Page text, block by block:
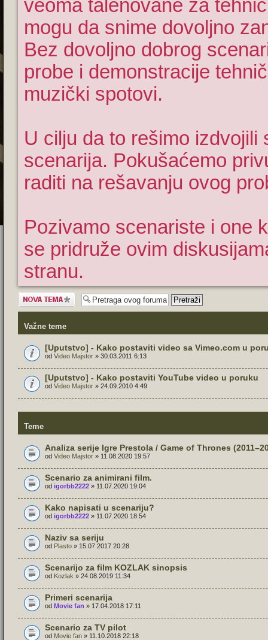
veoma talenovane za
mogu da snime dovoljno
Bez dovoljno dobrog
probe i demonstracije
muzički spotovi.
U cilju da to rešimo
scenarija. Pokušaćemo
raditi na rešavanju ovog
Pozivamo scenariste i one
se pridruže ovim
stranu.
Započni novu
temu
Važne teme
[Uputstvo] - Kako postaviti video sa Vimeo.com u
od Video Majstor » 30.03.2011 6:13
[Uputstvo] - Kako postaviti YouTube video u poruku
od Video Majstor » 24.09.2010 4:49
Teme
Analiza serije Igre Prestola / Game of Thrones
od Video Majstor » 11.08.2020 19:57
Scenario za animirani film.
od igorbb2222 » 11.07.2020 19:04
Kako napisati u scenariju?
od igorbb2222 » 11.07.2020 18:54
Naziv sa seriju
od Plasto » 15.07.2017 20:28
Scenarijo za film KOZLAK sinopsis
od Kozlak » 24.08.2019 11:34
Primeri scenarija
od Movie fan » 17.04.2018 17:11
Scenario za TV pilot
od Movie fan » 11.10.2018 22:18